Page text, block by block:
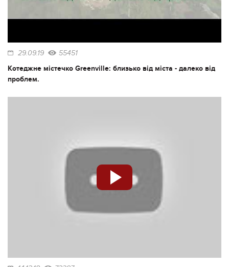
29.09.19 55451
Котеджне містечко Greenville: близько від міста - далеко від
проблем.